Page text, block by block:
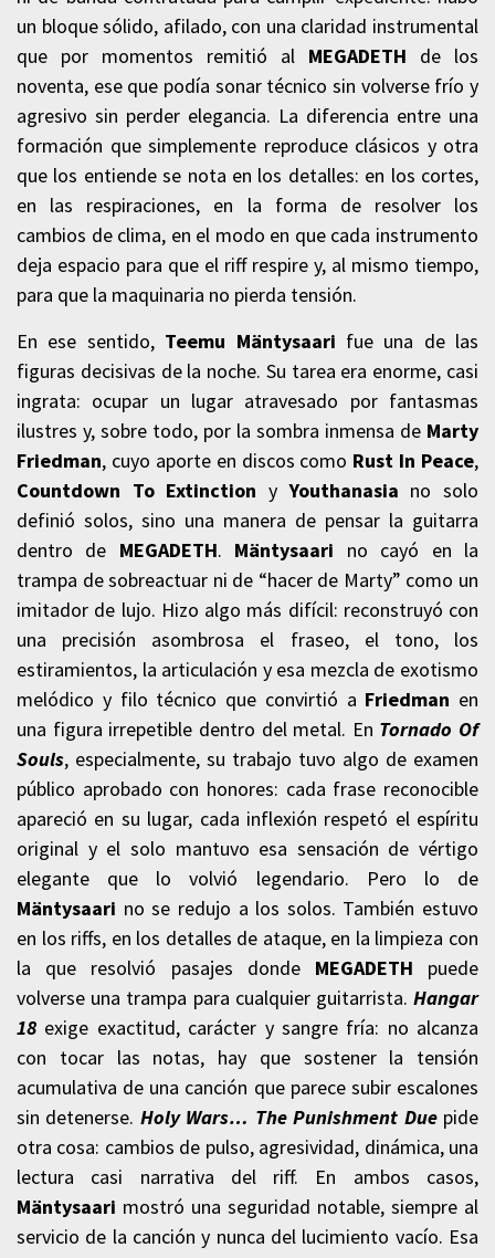
un bloque sólido, afilado, con una claridad instrumental
que por momentos remitió al MEGADETH de los
noventa, ese que podía sonar técnico sin volverse frío y
agresivo sin perder elegancia. La diferencia entre una
formación que simplemente reproduce clásicos y otra
que los entiende se nota en los detalles: en los cortes,
en las respiraciones, en la forma de resolver los
cambios de clima, en el modo en que cada instrumento
deja espacio para que el riff respire y, al mismo tiempo,
para que la maquinaria no pierda tensión.
En ese sentido, Teemu Mäntysaari fue una de las
figuras decisivas de la noche. Su tarea era enorme, casi
ingrata: ocupar un lugar atravesado por fantasmas
ilustres y, sobre todo, por la sombra inmensa de Marty
Friedman, cuyo aporte en discos como Rust In Peace,
Countdown To Extinction yYouthanasia no solo
definió solos, sino una manera de pensar la guitarra
dentro de MEGADETH. Mäntysaari no cayó en la
trampa de sobreactuar ni de “hacer de Marty” como un
imitador de lujo. Hizo algo más difícil: reconstruyó con
una precisión asombrosa el fraseo, el tono, los
estiramientos, la articulación y esa mezcla de exotismo
melódico y filo técnico que convirtió a Friedman en
una figura irrepetible dentro del metal. En Tornado Of
Souls, especialmente, su trabajo tuvo algo de examen
público aprobado con honores: cada frase reconocible
apareció en su lugar, cada inflexión respetó el espíritu
original y el solo mantuvo esa sensación de vértigo
elegante que lo volvió legendario. Pero lo de
Mäntysaari no se redujo a los solos. También estuvo
en los riffs, en los detalles de ataque, en la limpieza con
la que resolvió pasajes donde MEGADETH puede
volverse una trampa para cualquier guitarrista. Hangar
18 exige exactitud, carácter y sangre fría: no alcanza
con tocar las notas, hay que sostener la tensión
acumulativa de una canción que parece subir escalones
sin detenerse. Holy Wars… The Punishment Duepide
otra cosa: cambios de pulso, agresividad, dinámica, una
lectura casi narrativa del riff. En ambos casos,
Mäntysaari mostró una seguridad notable, siempre al
servicio de la canción y nunca del lucimiento vacío. Esa